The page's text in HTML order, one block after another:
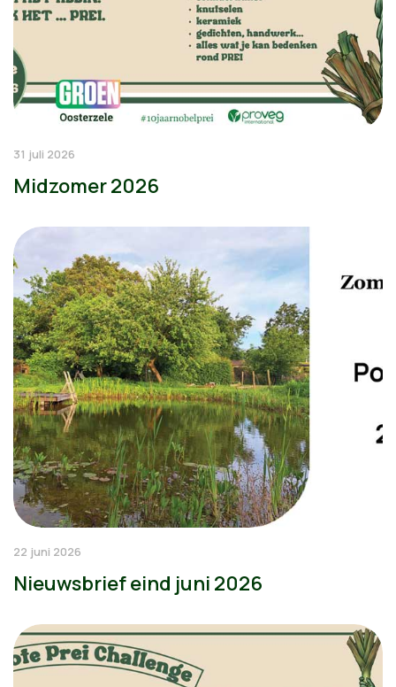
31 juli 2026
Midzomer 2026
22 juni 2026
Nieuwsbrief eind juni 2026